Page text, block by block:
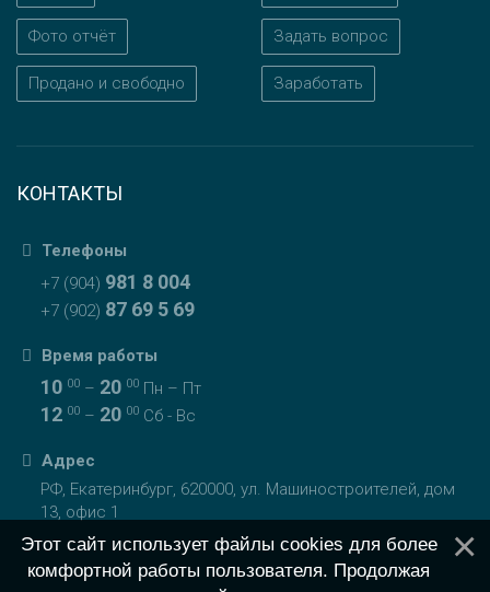
Фото отчёт
Продано и свободно
Задать вопрос
Заработать
КОНТАКТЫ
Телефоны
+7 (904) 981 8 004
+7 (902) 87 69 5 69
Время работы
10 00 – 20 00 Пн – Пт
12 00 – 20 00 Сб - Вс
Адрес
РФ, Екатеринбург, 620000, ул. Машиностроителей, дом
13, офис 1
Этот сайт использует файлы cookies для более
комфортной работы пользователя. Продолжая